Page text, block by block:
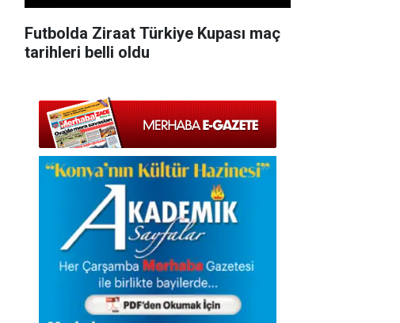
Futbolda Ziraat Türkiye Kupası maç
tarihleri belli oldu